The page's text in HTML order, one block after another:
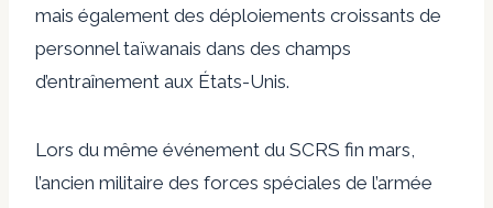
mais également des déploiements croissants de
personnel taïwanais dans des champs
d’entraînement aux États-Unis.
Lors du même événement du SCRS fin mars,
l’ancien militaire des forces spéciales de l’armée